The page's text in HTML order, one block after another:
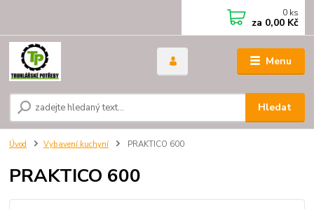
Menu
Hledat
0 ks
za 0,00 Kč
Úvod Vybavení kuchyní PRAKTICO 600
PRAKTICO 600